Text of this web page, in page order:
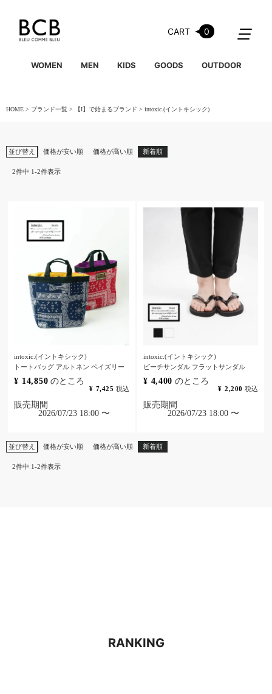
CART 0
WOMEN MEN KIDS GOODS OUTDOOR
HOME ブランド一覧 【I】で始まるブランド intoxic.(イントキシック)
並び替え 価格が安い順 価格が高い順 新着順
2件中 1-2件表示
intoxic.(イントキシック)
トートバッグ アルトネン ペイズリー
¥ 14,850 のところ
¥ 7,425 税込
販売期間
2026/07/23 18:00 〜
intoxic.(イントキシック)
ビーチサンダル フラットサンダル
¥ 4,400 のところ
¥ 2,200 税込
販売期間
2026/07/23 18:00 〜
並び替え 価格が安い順 価格が高い順 新着順
2件中 1 -2件表示
RANKING